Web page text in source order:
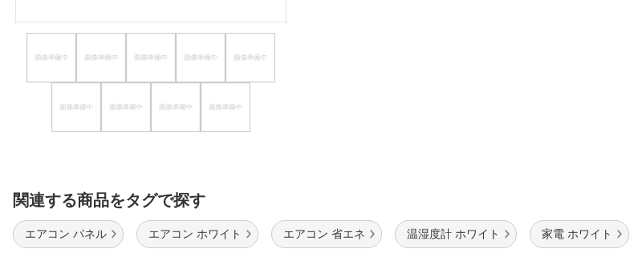
関連する商品をタグで探す
エアコン パネル エアコン ホワイト エアコン 省エネ 温湿度計 ホワイト 家電 ホワイト